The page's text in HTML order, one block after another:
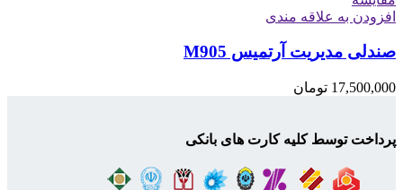
افزودن به علاقه مندی
صندلی مدیریت آرتمیس M905
17,500,000 تومان
پرداخت توسط کلیه کارت های بانکی